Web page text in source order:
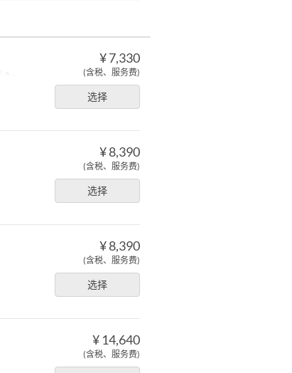
¥ 7,330
(含税、服务费)
选择
2 ~
¥ 8,390
(含税、服务费)
选择
¥ 8,390
(含税、服务费)
选择
¥ 14,640
(含税、服务费)